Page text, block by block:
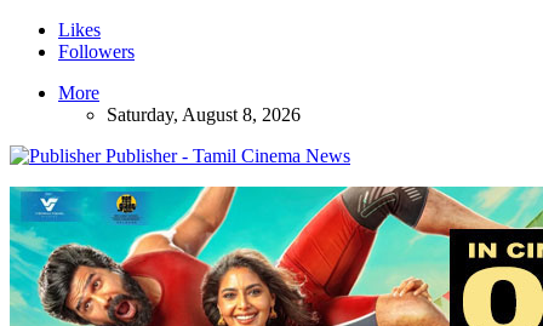
Likes
Followers
More
Saturday, August 8, 2026
Publisher - Tamil Cinema News